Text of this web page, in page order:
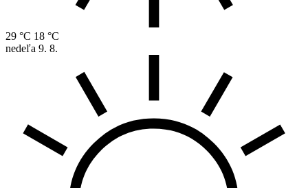
29 °C 18 °C
nedeľa 9. 8.